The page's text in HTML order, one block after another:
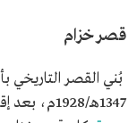
قصر خزام
بُني القصر التاريخي
1347هـ/1928م، بعد إقامته ما بين